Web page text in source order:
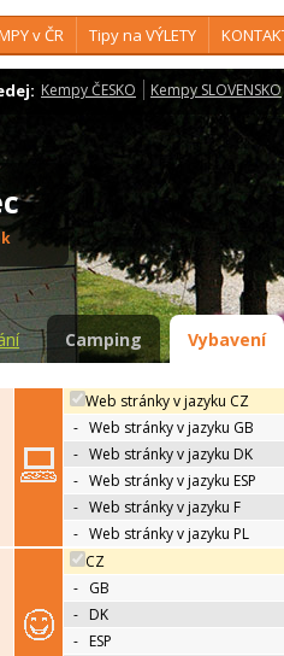
v ČR Tipy na VÝLETY
Kempy ČESKO Kempy SLOVENSKO
Camping Vybavení
Web stránky v jazyku CZ
- Web stránky v jazyku GB
- Web stránky v jazyku DK
- Web stránky v jazyku ESP
- Web stránky v jazyku F
- Web stránky v jazyku PL
CZ
- GB
- DK
- ESP